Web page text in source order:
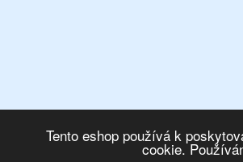
Tento eshop používá k
cookie.